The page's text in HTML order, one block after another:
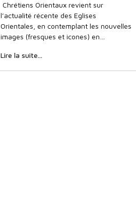
Chrétiens Orientaux revient sur
l’actualité récente des Eglises
Orientales, en contemplant les nouvelles
images (fresques et icones) en…
Lire la suite...